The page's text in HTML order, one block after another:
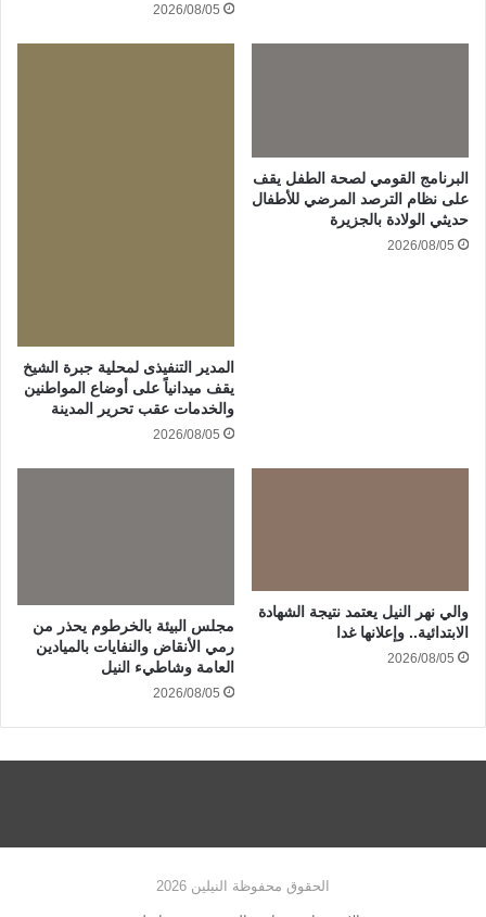
2026/08/05
البرنامج القومي لصحة الطفل يقف
على نظام الترصد المرضي للأطفال
حديثي الولادة بالجزيرة
2026/08/05
المدير التنفيذى لمحلية جبرة الشيخ
يقف ميدانياً على أوضاع المواطنين
والخدمات عقب تحرير المدينة
2026/08/05
والي نهر النيل يعتمد نتيجة الشهادة
الابتدائية.. وإعلانها غدا
2026/08/05
مجلس البيئة بالخرطوم يحذر من
رمي الأنقاض والنفايات بالميادين
العامة وشاطيء النيل
2026/08/05
الحقوق محفوظة النيلين 2026